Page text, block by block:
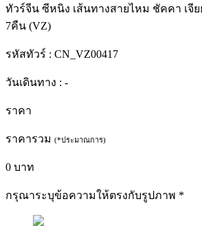
ทัวร์จีน ซีหนิง เส้นทางสายไหม ชัคคา เจี
7คืน (VZ)
รหัสทัวร์ : CN_VZ00417
วันเดินทาง : -
ราคา
ราคารวม (*ประมาณการ)
0 บาท
กรุณาระบุข้อความให้ตรงกับรูปภาพ *